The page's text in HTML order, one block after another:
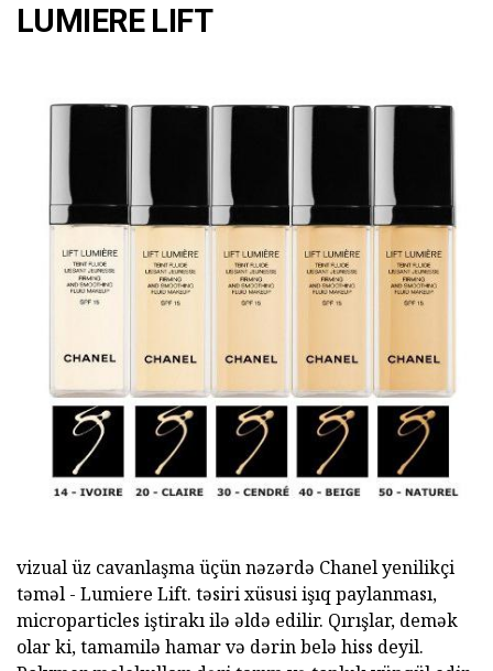
LUMIERE LIFT
vizual üz cavanlaşma üçün nəzərdə Chanel yenilikçi
təməl - Lumiere Lift. təsiri xüsusi işıq paylanması,
microparticles iştirakı ilə əldə edilir. Qırışlar, demək
olar ki, tamamilə hamar və dərin belə hiss deyil.